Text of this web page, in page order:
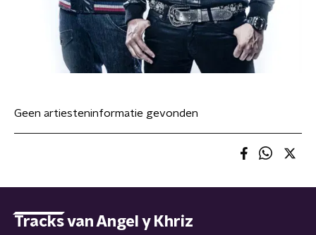
Geen artiesteninformatie gevonden
Tracks van Angel y Khriz